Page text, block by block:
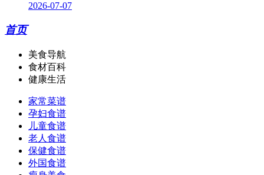
2026-07-07
首页
美食导航
食材百科
健康生活
家常菜谱
孕妇食谱
儿童食谱
老人食谱
保健食谱
外国食谱